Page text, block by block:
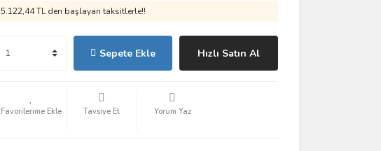
5.122,44 TL den başlayan taksitlerle!!
Sepete Ekle Hızlı Satın Al
Tavsiye Et Yorum Yaz